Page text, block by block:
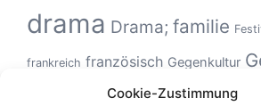
Cookie-Zustimmung
drama Drama; familie
frankreich französisch Gegenkultur
Geschlechterverhältnisse